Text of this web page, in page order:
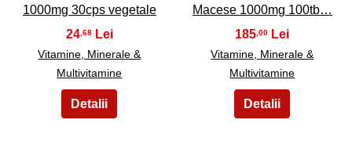
1000mg 30cps vegetale
24 ,68
Vitamine, Minerale &
Multivitamine
Macese 1000mg 100tb…
185 ,00
Vitamine, Minerale &
Multivitamine